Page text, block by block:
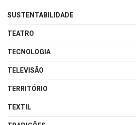
SUSTENTABILIDADE
TEATRO
TECNOLOGIA
TELEVISÃO
TERRITÓRIO
TEXTIL